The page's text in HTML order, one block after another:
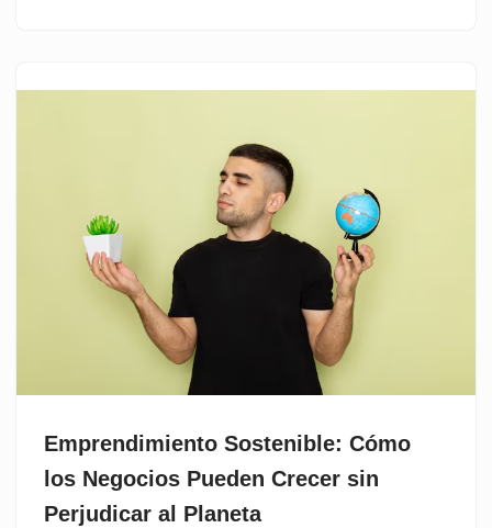
Emprendimiento Sostenible: Cómo
los Negocios Pueden Crecer sin
Perjudicar al Planeta